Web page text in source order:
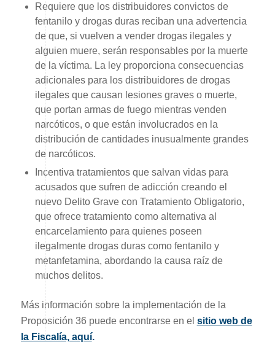
Requiere que los distribuidores convictos de
fentanilo y drogas duras reciban una advertencia
de que, si vuelven a vender drogas ilegales y
alguien muere, serán responsables por la muerte
de la víctima. La ley proporciona consecuencias
adicionales para los distribuidores de drogas
ilegales que causan lesiones graves o muerte,
que portan armas de fuego mientras venden
narcóticos, o que están involucrados en la
distribución de cantidades inusualmente grandes
de narcóticos.
Incentiva tratamientos que salvan vidas para
acusados que sufren de adicción creando el
nuevo Delito Grave con Tratamiento Obligatorio,
que ofrece tratamiento como alternativa al
encarcelamiento para quienes poseen
ilegalmente drogas duras como fentanilo y
metanfetamina, abordando la causa raíz de
muchos delitos.
Más información sobre la implementación de la
Proposición 36 puede encontrarse en el sitio web de
la Fiscalía, aquí.